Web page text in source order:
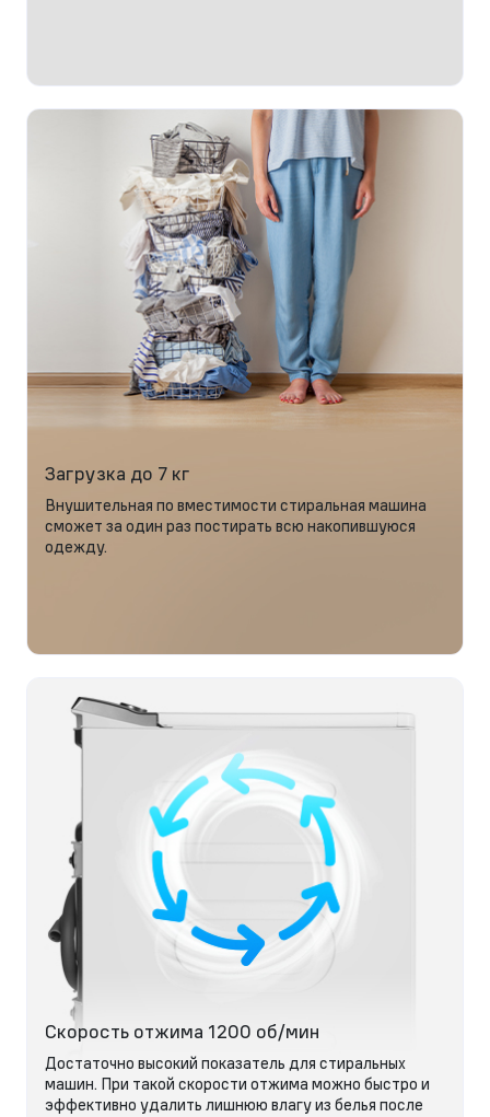
Загрузка до 7 кг
Внушительная по вместимости стиральная машина
сможет за один раз постирать всю накопившуюся
одежду.
Скорость отжима 1200 об/мин
Достаточно высокий показатель для стиральных
машин. При такой скорости отжима можно быстро и
эффективно удалить лишнюю влагу из белья после